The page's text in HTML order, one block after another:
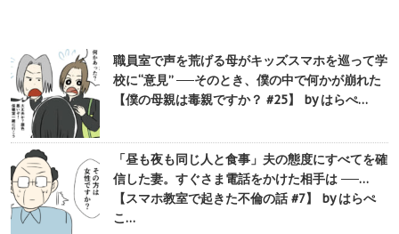
職員室で声を荒げる母がキッズスマホを巡って学
校に“意見” ──そのとき、僕の中で何かが崩れた
【僕の母親は毒親ですか？ #25】 by はらぺ…
「昼も夜も同じ人と食事」夫の態度にすべてを確
信した妻。すぐさま電話をかけた相手は ──…
【スマホ教室で起きた不倫の話 #7】 by はらぺ
こ…